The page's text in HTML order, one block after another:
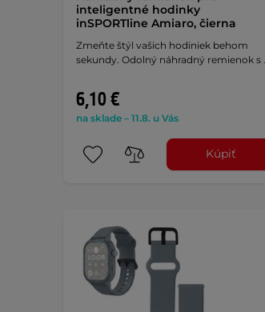
inteligentné hodinky
inSPORTline Amiaro, čierna
Zmeňte štýl vašich hodiniek behom
sekundy. Odolný náhradný remienok s …
6,10 €
na sklade – 11.8. u Vás
Kúpiť